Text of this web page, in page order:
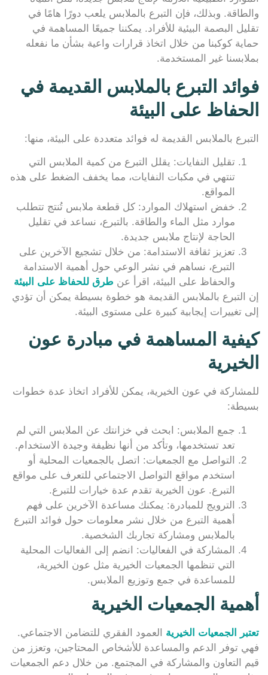
والطاقة. وبذلك، فإن التبرع بالملابس يلعب دورًا هامًا في
تقليل البصمة البيئية للأفراد. يمكننا جميعًا المساهمة في
حماية كوكبنا من خلال اتخاذ قرارات واعية بشأن ما نفعله
بملابسنا غير المستخدمة.
فوائد التبرع بالملابس القديمة في
الحفاظ على البيئة
التبرع بالملابس القديمة له فوائد متعددة على البيئة، منها:
تقليل النفايات: يقلل التبرع من كمية الملابس التي
تنتهي في مكبات النفايات، مما يخفف الضغط على هذه
المواقع.
خفض استهلاك الموارد: كل قطعة ملابس تُنتج تتطلب
موارد مثل الماء والطاقة. بالتبرع، نساعد في تقليل
الحاجة لإنتاج ملابس جديدة.
تعزيز ثقافة الاستدامة: من خلال تشجيع الآخرين على
التبرع، نساهم في نشر الوعي حول أهمية الاستدامة
والحفاظ على البيئة، اقرأ عن طرق للحفاظ على البيئة
إن التبرع بالملابس القديمة هو خطوة بسيطة يمكن أن تؤدي
إلى تغييرات إيجابية كبيرة على مستوى البيئة.
كيفية المساهمة في مبادرة عون
الخيرية
للمشاركة في عون الخيرية، يمكن للأفراد اتخاذ عدة خطوات
بسيطة:
جمع الملابس: ابحث في خزانتك عن الملابس التي لم
تعد تستخدمها، وتأكد من أنها نظيفة وجيدة الاستخدام.
التواصل مع الجمعيات: اتصل بالجمعيات المحلية أو
استخدم مواقع التواصل الاجتماعي للتعرف على مواقع
التبرع. عون الخيرية تقدم عدة خيارات للتبرع.
الترويج للمبادرة: يمكنك مساعدة الآخرين على فهم
أهمية التبرع من خلال نشر معلومات حول فوائد التبرع
بالملابس ومشاركة تجاربك الشخصية.
المشاركة في الفعاليات: انضم إلى الفعاليات المحلية
التي تنظمها الجمعيات الخيرية مثل عون الخيرية،
للمساعدة في جمع وتوزيع الملابس.
أهمية الجمعيات الخيرية
تعتبر الجمعيات الخيرية العمود الفقري للتضامن الاجتماعي.
فهي توفر الدعم والمساعدة للأشخاص المحتاجين، وتعزز من
قيم التعاون والمشاركة في المجتمع. من خلال دعم الجمعيات